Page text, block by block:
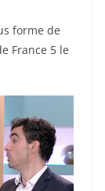
forme de
France 5 le